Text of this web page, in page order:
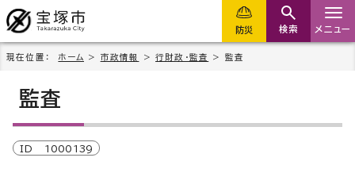
防災 検索 メニュー
現在位置： ホーム > 市政情報 >行財政・監査 > 監査
監査
ID 1000139